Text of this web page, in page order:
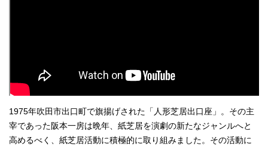
1975年吹田市出口町で旗揚げされた「人形芝居出口座」。その主
宰であった阪本一房は晩年、紙芝居を演劇の新たなジャンルへと
高めるべく、紙芝居活動に積極的に取り組みました。その活動に